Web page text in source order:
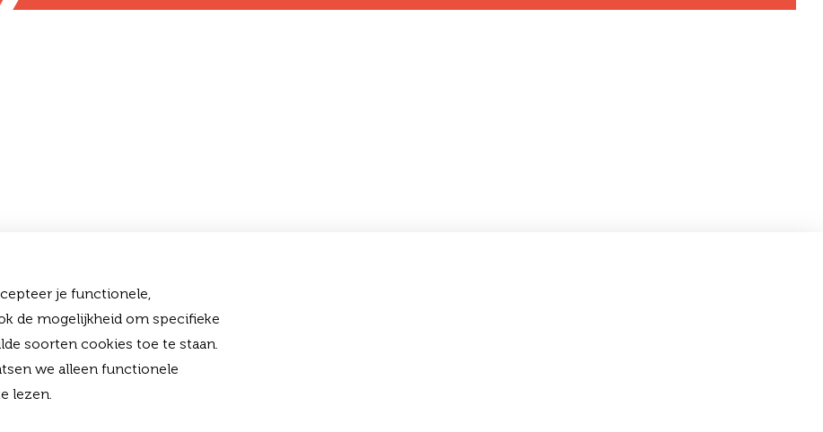
je functionele,
de mogelijkheid om specifieke
soorten cookies toe te staan.
we alleen functionele
lezen.